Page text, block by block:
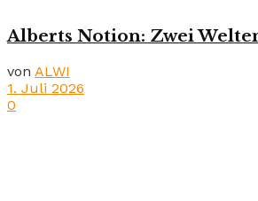
Alberts Notion: Zwei
von ALWI
1. Juli 2026
0